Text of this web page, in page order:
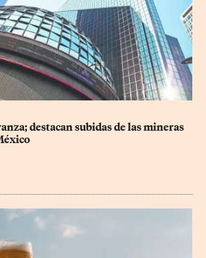
destacan subidas de las mineras